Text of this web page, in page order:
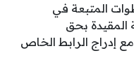
المتبعة في
المقيدة بحق
إدراج الرابط الخاص